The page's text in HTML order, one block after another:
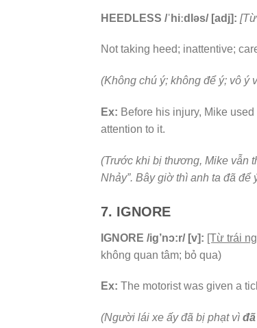
HEEDLESS /ˈhiːdləs/ [adj]:
Not taking heed; inattentive;
(Không chú ý; không để ý; vô ý
Ex: Before his injury, Mike
attention to it.
(Trước khi bị thương, Mike vẫn
Nhảy”. Bây giờ thì anh ta đã để
7. IGNORE
IGNORE /ig’nɔ:r/ [v]: [Từ trái
không quan tâm; bỏ qua)
Ex: The motorist was given a
(Người lái xe ấy đã bị phạt vì